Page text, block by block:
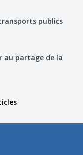
publics
au partage de la